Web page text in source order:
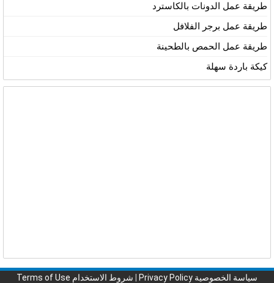
طريقة عمل الدونات بالكاسترد
طريقة عمل برجر الفلافل
طريقة عمل الحمص بالطحينة
كيكة باردة سهلة
سياسة الخصوصية Privacy Policy شروط الاستخدام Terms of Use